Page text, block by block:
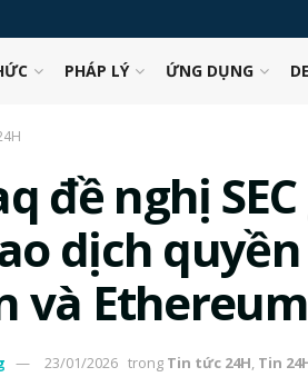
PHÁP LÝ ỨNG DỤNG
đề nghị
dịch quyền
và Ethereum
23/01/2026 trong Tin tức 24H, Tin